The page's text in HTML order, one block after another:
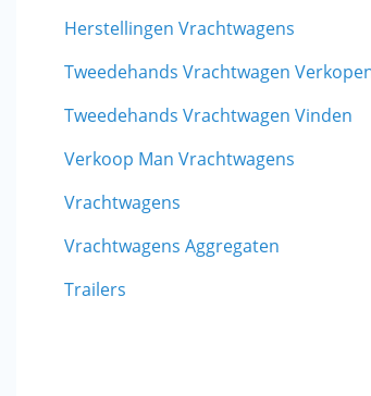
Herstellingen Vrachtwagens
Tweedehands Vrachtwagen
Tweedehands Vrachtwagen Vinden
Verkoop Man Vrachtwagens
Vrachtwagens
Vrachtwagens Aggregaten
Trailers